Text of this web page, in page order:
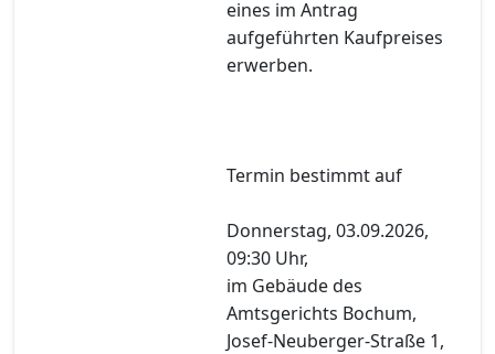
eines im Antrag
aufgeführten Kaufpreises
erwerben.
Termin bestimmt auf
Donnerstag, 03.09.2026,
09:30 Uhr,
im Gebäude des
Amtsgerichts Bochum,
Josef-Neuberger-Straße 1,